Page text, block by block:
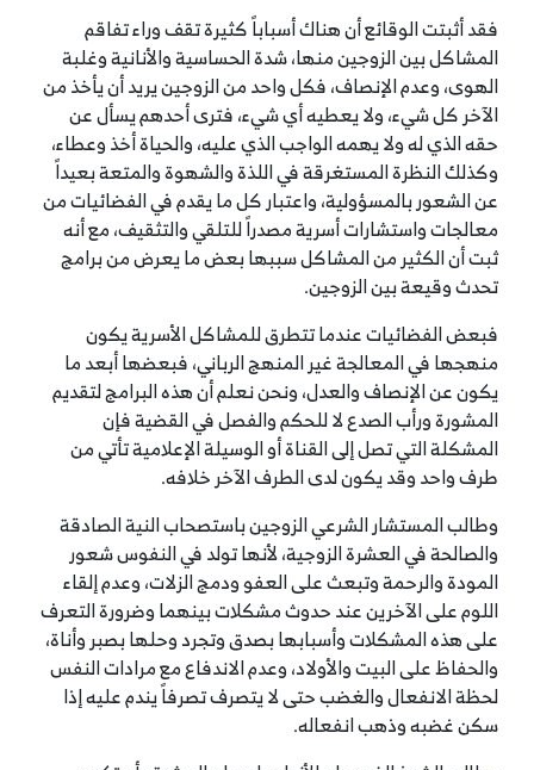
فقد أثبتت الوقائع أن هناك أسباباً كثيرة تقف وراء تفاقم
المشاكل بين الزوجين منها، شدة الحساسية والأنانية وغلبة
الهوى، وعدم الإنصاف، فكل واحد من الزوجين يريد أن يأخذ من
الآخر كل شيء، ولا يعطيه أي شيء، فترى أحدهم يسأل عن
حقه الذي له ولا يهمه الواجب الذي عليه، والحياة أخذ وعطاء،
وكذلك النظرة المستغرقة في اللذة والشهوة والمتعة بعيداً
عن الشعور بالمسؤولية، واعتبار كل ما يقدم في الفضائيات من
معالجات واستشارات أسرية مصدراً للتلقي والتثقيف، مع أنه
ثبت أن الكثير من المشاكل سببها بعض ما يعرض من برامج
تحدث وقيعة بين الزوجين.
فبعض الفضائيات عندما تتطرق للمشاكل الأسرية يكون
منهجها في المعالجة غير المنهج الرباني، فبعضها أبعد ما
يكون عن الإنصاف والعدل، ونحن نعلم أن هذه البرامج لتقديم
المشورة ورأب الصدع لا للحكم والفصل في القضية فإن
المشكلة التي تصل إلى القناة أو الوسيلة الإعلامية تأتي من
طرف واحد وقد يكون لدى الطرف الآخر خلافه.
وطالب المستشار الشرعي الزوجين باستصحاب النية الصادقة
والصالحة في العشرة الزوجية، لأنها تولد في النفوس شعور
المودة والرحمة وتبعث على العفو ودمج الزلات، وعدم إلقاء
اللوم على الآخرين عند حدوث مشكلات بينهما وضرورة التعرف
على هذه المشكلات وأسبابها بصدق وتجرد وحلها بصبر وأناة،
والحفاظ على البيت والأولاد، وعدم الاندفاع مع مرادات النفس
لحظة الانفعال والغضب حتى لا يتصرف تصرفاً يندم عليه إذا
سكن غضبه وذهب انفعاله.